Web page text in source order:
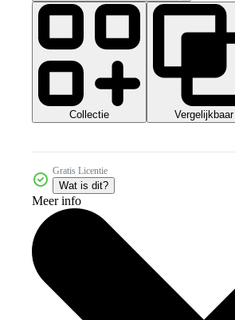
Collectie Vergelijkbaar
Gratis Licentie
Wat is dit?
Meer info